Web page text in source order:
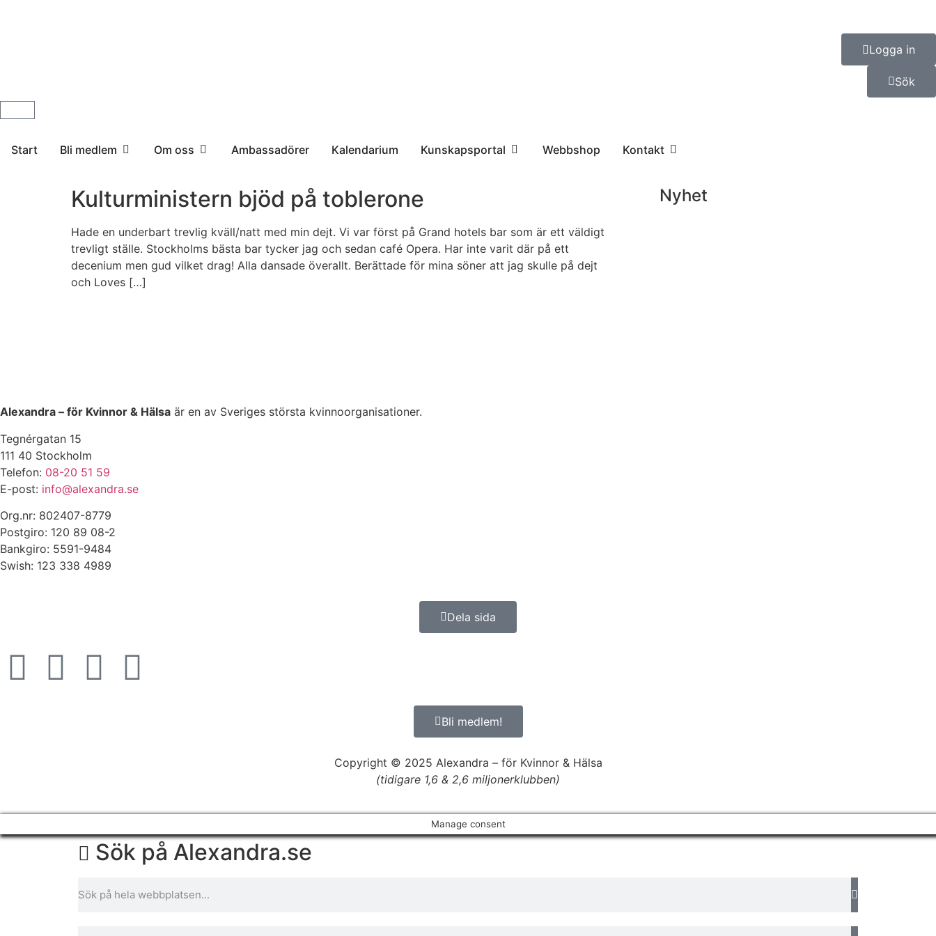
Logga in
Sök
Start Bli medlem Om oss Ambassadörer Kalendarium Kunskapsportal Webbshop Kontakt
Kulturministern bjöd på toblerone
Hade en underbart trevlig kväll/natt med min dejt. Vi var först på Grand hotels bar som är ett väldigt
trevligt ställe. Stockholms bästa bar tycker jag och sedan café Opera. Har inte varit där på ett
decenium men gud vilket drag! Alla dansade överallt. Berättade för mina söner att jag skulle på dejt
och Loves […]
Nyhet
Alexandra – för Kvinnor & Hälsa är en av Sveriges största kvinnoorganisationer.
Tegnérgatan 15
111 40 Stockholm
Telefon: 08-20 51 59
E-post: info@alexandra.se
Org.nr: 802407-8779
Postgiro: 120 89 08-2
Bankgiro: 5591-9484
Swish: 123 338 4989
Dela sida
Bli medlem!
Copyright © 2025 Alexandra – för Kvinnor & Hälsa
(tidigare 1,6 & 2,6 miljonerklubben)
Manage consent
Sök på Alexandra.se